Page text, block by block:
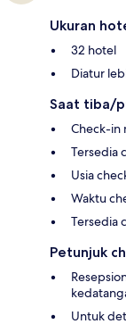
Ukuran
32 hotel
Diatur
Saat tiba/
Check-in
Tersedia
Usia
Waktu
Tersedia
Petunjuk
Untuk